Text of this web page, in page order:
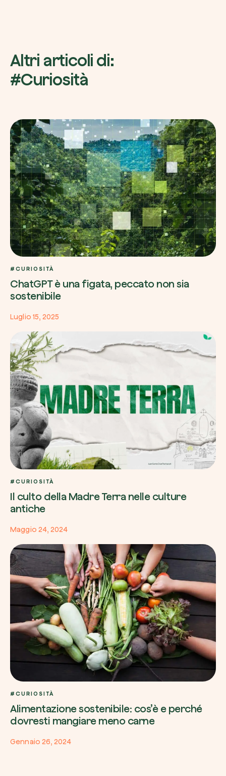
Altri articoli di:
#Curiosità
#CURIOSITÀ
ChatGPT è una figata, peccato non sia
sostenibile
Luglio 15, 2025
#CURIOSITÀ
Il culto della Madre Terra nelle culture
antiche
Maggio 24, 2024
#CURIOSITÀ
Alimentazione sostenibile: cos’è e perché
dovresti mangiare meno carne
Gennaio 26, 2024